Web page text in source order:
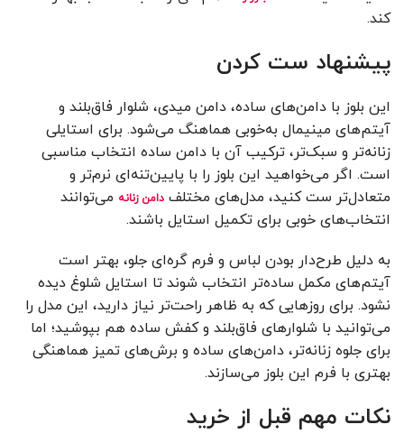
کند.
پیشنهاد ست کردن
این بلوز با دامن‌های ساده، دامن میدی، شلوار فاق‌بلند و
آیتم‌های مینیمال به‌خوبی هماهنگ می‌شود. برای استایلی
زنانه‌تر و سبک‌تر، ترکیب آن با دامن ساده انتخاب مناسبی
است. اگر می‌خواهید این بلوز را با پایین‌تنه‌ای نرم‌تر و
متعادل‌تر ست کنید، مدل‌های مختلف دامن زنانه می‌توانند
انتخاب‌های خوبی برای تکمیل استایل باشند.
به دلیل طرح‌دار بودن لباس و فرم گره‌ای جلو، بهتر است
آیتم‌های مکمل ساده‌تر انتخاب شوند تا استایل شلوغ دیده
نشود. برای روزهایی که به ظاهر راحت‌تر نیاز دارید، این مدل را
می‌توانید با شلوارهای فاق‌بلند و کفش ساده هم بپوشید؛ اما
برای جلوه زنانه‌تر، دامن‌های ساده و برش‌های تمیز هماهنگی
بهتری با فرم این بلوز می‌سازند.
نکات مهم قبل از خرید